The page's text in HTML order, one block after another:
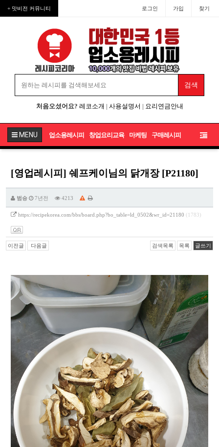
+ 맛비전 커뮤니티 로그인 가입 찾기
처음오셨어요? 레코소개 | 사용설명서 | 요리연금안내
MENU 업소용레시피 창업요리교육 마케팅 구매레시피
[영업레시피] 쉐프케이님의 닭개장 [P21180]
범승 7년전 4213
https://recipekorea.com/bbs/board.php?bo_table=ld_0502&wr_id=21180 (1783)
이전글 다음글 검색목록 목록 글쓰기